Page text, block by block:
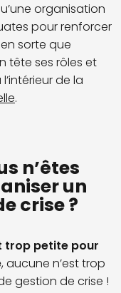
organisation
pour renforcer
sorte que
tête ses rôles et
de la
.
n’êtes
un
crise ?
trop petite pour
, aucune n’est trop
gestion de crise !